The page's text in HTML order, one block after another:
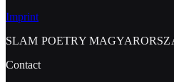
Imprint
SLAM POETRY
Contact